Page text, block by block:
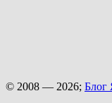
© 2008 — 2026; Блог